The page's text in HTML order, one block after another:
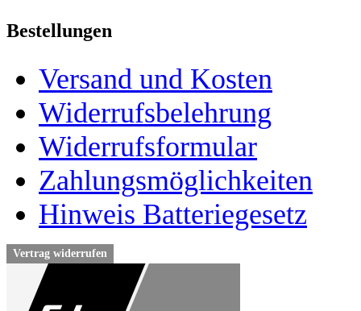
Bestellungen
Versand und Kosten
Widerrufsbelehrung
Widerrufsformular
Zahlungsmöglichkeiten
Hinweis Batteriegesetz
Vertrag widerrufen